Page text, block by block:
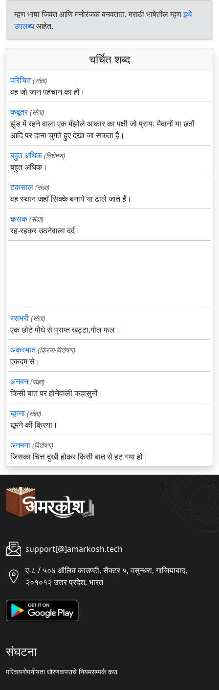
म्हण भाषा जिवंत आणि मनोरंजक बनवतात. मराठी भाषेतील म्हणइथे
उपलब्धआहेत.
चर्चित शब्द
परिचित (संज्ञा)
वह जो जान पहचान का हो।
कबूतर (संज्ञा)
झुंड में रहने वाला एक मँझोले आकार का पक्षी जो प्रायः मैदानों या छतों
आदि पर दाना चुगते हुए देखा जा सकता है।
बहुत अधिक (विशेषण)
बहुत अधिक।
टकसाल (संज्ञा)
वह स्थान जहाँ सिक्के बनाये या ढाले जाते हैं।
कसक (संज्ञा)
रह-रहकर उठनेवाला दर्द।
रसभरी (संज्ञा)
एक छोटे पौधे से प्राप्त खट्टा,गोल फल।
अकस्मात (क्रिया-विशेषण)
एकदम से।
अनबन (संज्ञा)
किसी बात पर होनेवाली कहासुनी।
घूमना (संज्ञा)
घूमने की क्रिया।
अनमना (विशेषण)
जिसका चित्त दुखी होकर किसी बात से हट गया हो।
support[@]amarkosh.tech
ए-८ / ५०४ ऑलिव काउण्टी, सैक्टर ५, वसुन्धरा, गाजियाबाद,
२०१०१२ उत्तर प्रदेश, भारत
संघटना
परिचयगोपनीयता धोरणवापराचे नियमसम्पर्क करा